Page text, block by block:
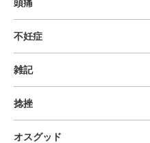
頭痛
不妊症
雑記
捻挫
オスグッド